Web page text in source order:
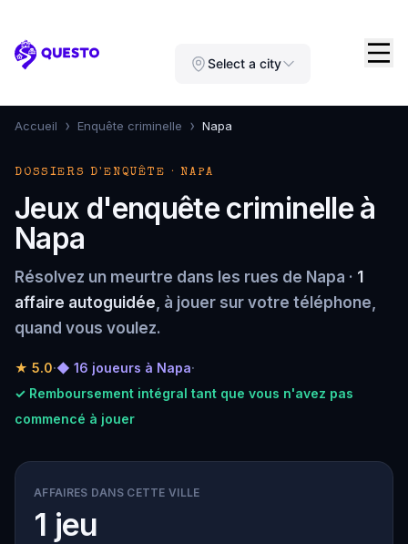
Questo Select a city
Accueil › Enquête criminelle › Napa
DOSSIERS D'ENQUÊTE · NAPA
Jeux d'enquête criminelle à
Napa
Résolvez un meurtre dans les rues de Napa · 1
affaire autoguidée, à jouer sur votre téléphone,
quand vous voulez.
★ 5.0·◆ 16 joueurs à Napa·
✓ Remboursement intégral tant que vous n'avez pas
commencé à jouer
AFFAIRES DANS CETTE VILLE
1 jeu